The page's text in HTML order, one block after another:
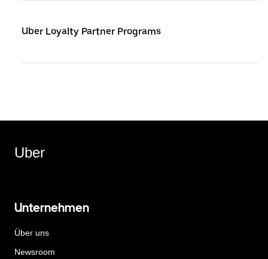
Uber Loyalty Partner Programs
Uber
Unternehmen
Über uns
Newsroom